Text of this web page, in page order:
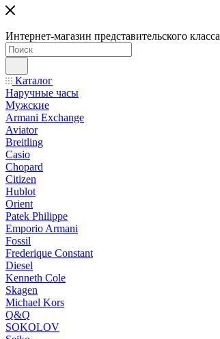
Интернет-магазин представительского класса
Каталог
Наручные часы
Мужские
Armani Exchange
Aviator
Breitling
Casio
Chopard
Citizen
Hublot
Orient
Patek Philippe
Emporio Armani
Fossil
Frederique Constant
Diesel
Kenneth Cole
Skagen
Michael Kors
Q&Q
SOKOLOV